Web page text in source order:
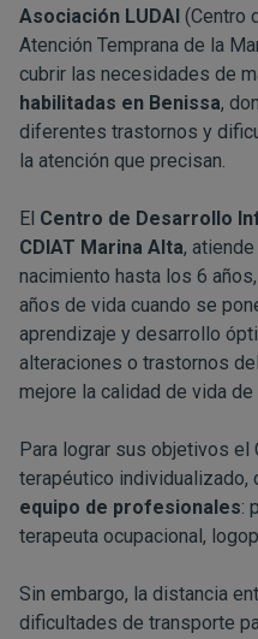
Asociación LUDAI (Centro
Atención Temprana de la
cubrir las necesidades de
habilitadas en Benissa,
diferentes trastornos y
la atención que precisan.
El Centro de Desarrollo
CDIAT Marina Alta,
nacimiento hasta los 6
años de vida cuando se
aprendizaje y desarrollo
alteraciones o trastornos
mejore la calidad de vida
Para lograr sus objetivos el
terapéutico individualizado,
equipo de profesionales:
terapeuta ocupacional,
Sin embargo, la distancia
dificultades de transporte